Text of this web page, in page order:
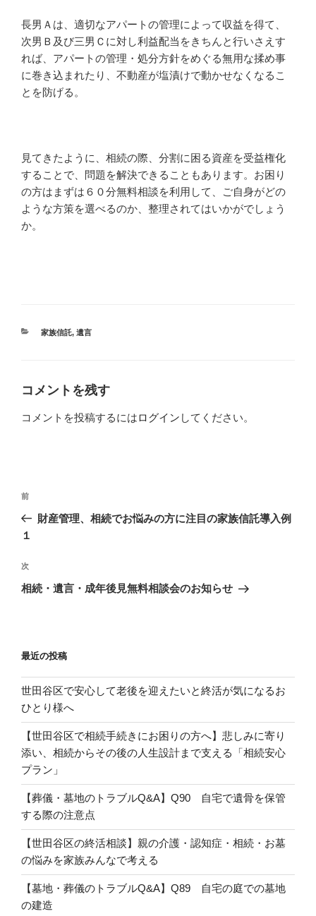
長男Ａは、適切なアパートの管理によって収益を得て、
次男Ｂ及び三男Ｃに対し利益配当をきちんと行いさえす
れば、アパートの管理・処分方針をめぐる無用な揉め事
に巻き込まれたり、不動産が塩漬けで動かせなくなるこ
とを防げる。
見てきたように、相続の際、分割に困る資産を受益権化
することで、問題を解決できることもあります。お困り
の方はまずは６０分無料相談を利用して、ご自身がどの
ような方策を選べるのか、整理されてはいかがでしょう
か。
カ
ー
家族信託, 遺言
コメントを残す
コメントを投稿するにはログイン してください。
投
ナ
ゲ
ー
過
去
の
稿
前
財産管理、相続でお悩みの方に注目の家族信託導入例
１
次
の
次
相続・遺言・成年後見無料相談会のお知らせ
最近の投稿
世田谷区で安心して老後を迎えたいと終活が気になるお
ひとり様へ
【世田谷区で相続手続きにお困りの方へ】悲しみに寄り
添い、相続からその後の人生設計まで支える「相続安心
プラン」
【葬儀・墓地のトラブルQ&A】Q90 自宅で遺骨を保管
する際の注意点
【世田谷区の終活相談】親の介護・認知症・相続・お墓
の悩みを家族みんなで考える
【墓地・葬儀のトラブルQ&A】Q89 自宅の庭での墓地
の建造